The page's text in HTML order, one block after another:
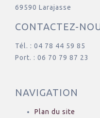
69590 Larajasse
CONTACTEZ-
Tél. : 04 78 44 59 85
Port. : 06 70 79 87 23
NAVIGATION
Plan du site